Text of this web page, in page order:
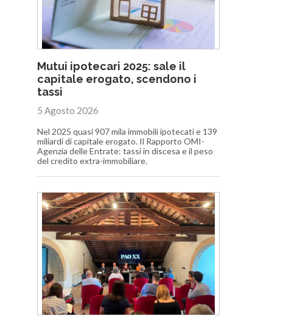
Mutui ipotecari 2025: sale il
capitale erogato, scendono i
tassi
5 Agosto 2026
Nel 2025 quasi 907 mila immobili ipotecati e 139
miliardi di capitale erogato. Il Rapporto OMI-
Agenzia delle Entrate: tassi in discesa e il peso
del credito extra-immobiliare.